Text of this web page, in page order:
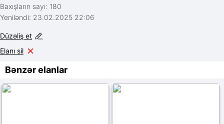
Baxışların sayı: 180
Yeniləndi: 23.02.2025 22:06
Düzəliş et
Elanı sil
Bənzər elanlar